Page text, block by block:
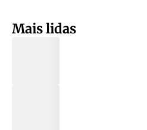
Mais lidas